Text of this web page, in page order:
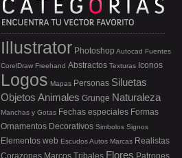
Illustrator Photoshop Autocad Fuentes
CorelDraw Freehand Abstractos Texturas Iconos
Logos Mapas Personas Siluetas
Objetos Animales Grunge Naturaleza
Manchas y Gotas Fechas especiales Formas
Ornamentos Decorativos Simbolos Signos
Elementos web EscudosAutos Marcas Realistas
Corazones Marcos Tribales Flores Patrones